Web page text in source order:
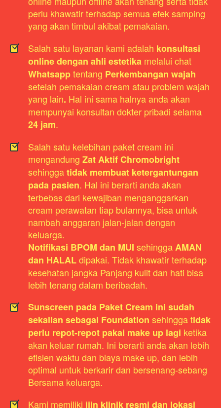
perlu khawatir terhadap semua efek samping
yang akan timbul akibat pemakaian.
Salah satu layanan kami adalah konsultasi
online dengan ahli estetika
Whatsapp tentang Perkembangan wajah
setelah pemakaian cream atau problem wajah
yang lain. Hal ini sama halnya anda akan
24 jam.
Salah satu kelebihan paket cream ini
mengandung Zat Aktif Chromobright
sehingga tidak membuat ketergantungan
pada pasien. Hal ini berarti anda akan
terbebas dari kewajiban menganggarkan
cream perawatan tiap bulannya, bisa untuk
nambah anggaran jalan-jalan dengan
keluarga.
Notifikasi BPOM dan MUI sehingga AMAN
dan HALAL dipakai. Tidak khawatir terhadap
kesehatan jangka Panjang kulit dan hati bisa
lebih tenang dalam beribadah.
Sunscreen pada Paket Cream ini sudah
sekalian sebagai Foundation sehingga tidak
perlu repot-repot pakai make up lagi ketika
akan keluar rumah. Ini berarti anda akan lebih
efisien waktu dan biaya make up, dan lebih
optimal untuk berkarir dan bersenang-sebang
Bersama keluarga.
Kami memiliki ijin klinik resmi dan lokasi